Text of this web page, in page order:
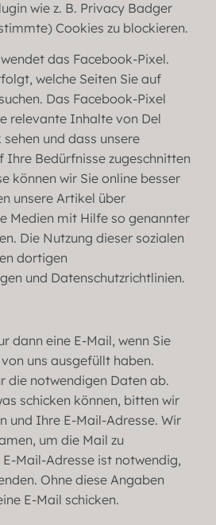
wie z. B. Privacy Badger
Cookies zu blockieren.
das Facebook-Pixel.
welche Seiten Sie auf
Das Facebook-Pixel
relevante Inhalte von Del
und dass unsere
Ihre Bedürfnisse zugeschnitten
können wir Sie online besser
unsere Artikel über
Medien mit Hilfe so genannter
Die Nutzung dieser sozialen
dortigen
und Datenschutzrichtlinien.
dann eine E-Mail, wenn Sie
uns ausgefüllt haben.
die notwendigen Daten ab.
schicken können, bitten wir
und Ihre E-Mail-Adresse. Wir
um die Mail zu
Mail-Adresse ist notwendig,
Ohne diese Angaben
E-Mail schicken.